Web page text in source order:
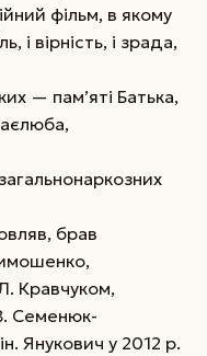
фільм, в якому
і вірність, і зрада,
— пам’яті Батька,
брав
Кравчуком,
Семенюк-
Янукович у 2012 р.